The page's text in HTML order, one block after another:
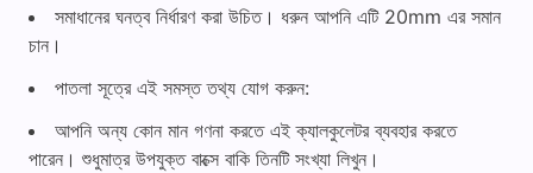
সমাধানের ঘনত্ব নির্ধারণ করা উচিত। ধরুন আপনি এটি 20mm এর সমান
চান।
পাতলা সূত্রে এই সমস্ত তথ্য যোগ করুন:
আপনি অন্য কোন মান গণনা করতে এই ক্যালকুলেটর ব্যবহার করতে
পারেন। শুধুমাত্র উপযুক্ত বাক্সে বাকি তিনটি সংখ্যা লিখুন।